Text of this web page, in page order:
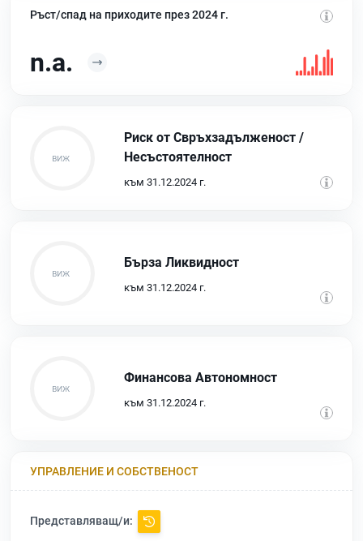
Ръст/спад на приходите през 2024 г.
n.a.
Риск от Свръхзадълженост /
Несъстоятелност
към 31.12.2024 г.
Бърза Ликвидност
към 31.12.2024 г.
Финансова Автономност
към 31.12.2024 г.
УПРАВЛЕНИЕ И СОБСТВЕНОСТ
Представляващ/и: